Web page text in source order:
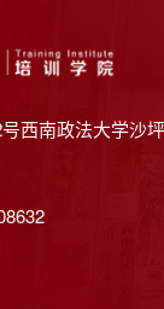
西南政法大学沙